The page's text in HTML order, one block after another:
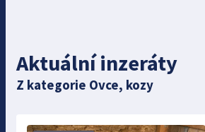
Aktuální inzeráty
Z kategorie Ovce, kozy